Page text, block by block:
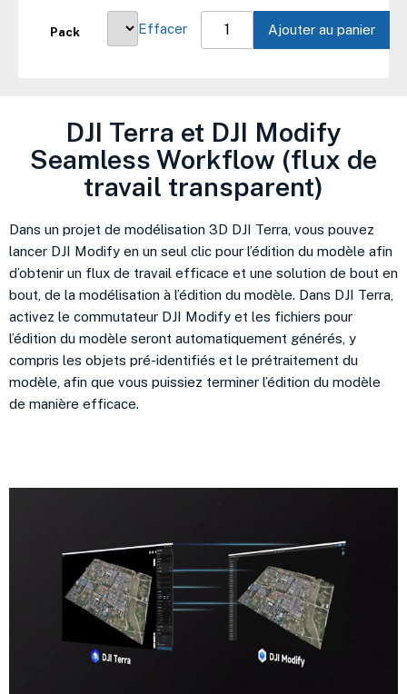
Pack Effacer
de
Modify
Ajouter au panier
DJI Terra et DJI Modify
Seamless Workflow (flux de
travail transparent)
Dans un projet de modélisation 3D DJI Terra, vous pouvez
lancer DJI Modify en un seul clic pour l’édition du modèle afin
d’obtenir un flux de travail efficace et une solution de bout en
bout, de la modélisation à l’édition du modèle. Dans DJI Terra,
activez le commutateur DJI Modify et les fichiers pour
l’édition du modèle seront automatiquement générés, y
compris les objets pré-identifiés et le prétraitement du
modèle, afin que vous puissiez terminer l’édition du modèle
de manière efficace.